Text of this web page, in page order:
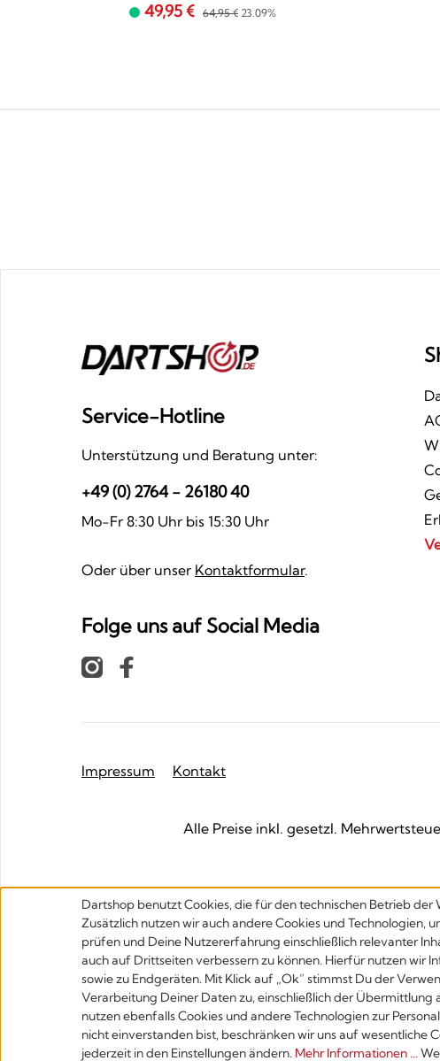
49,95 € 64,95 € 23.09%
Service-Hotline
Unterstützung und Beratung unter:
+49 (0) 2764 - 26180 40
Mo-Fr 8:30 Uhr bis 15:30 Uhr
Oder über unser Kontaktformular.
Folge uns auf Social Media
Impressum Kontakt
Alle Preise inkl. gesetzl.
Werkzeugleiste anzeigen
Dartshop benutzt Cookies, die für den technischen Betrieb
Zusätzlich nutzen wir auch andere Cookies und Technologien,
prüfen und Deine Nutzererfahrung einschließlich relevanter
auch auf Drittseiten verbessern zu können. Hierfür nutzen wir
sowie zu Endgeräten. Mit Klick auf „Ok” stimmst Du der
Verarbeitung Deiner Daten zu, einschließlich der
nutzen ebenfalls Cookies und andere Technologien zur
nicht einverstanden bist, beschränken wir uns auf wesentliche
jederzeit in den Einstellungen ändern. Mehr Informationen ...